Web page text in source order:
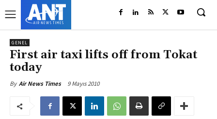
GENEL
First air taxi lifts off from Tokat
today
By Air News Times 9 Mayıs 2010